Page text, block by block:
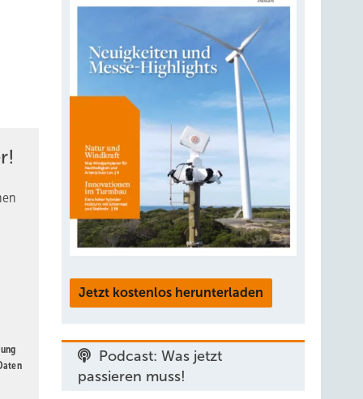
Jetzt kostenlos herunterladen
Podcast: Was jetzt
passieren muss!